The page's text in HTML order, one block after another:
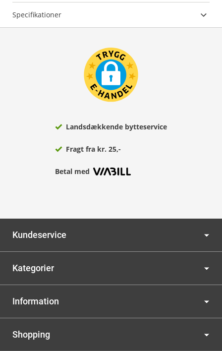
Specifikationer
Landsdækkende bytteservice
Fragt fra kr. 25,-
Betal med
Kundeservice
Kategorier
Information
Shopping